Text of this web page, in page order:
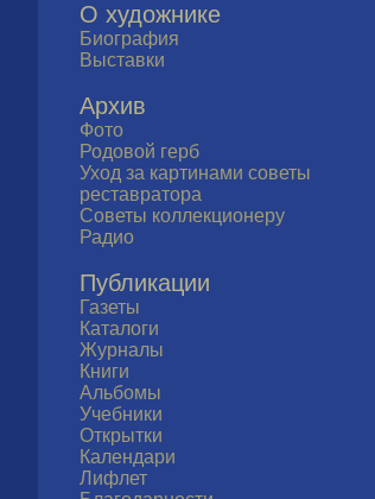
О художнике
Биография
Выставки
Архив
Фото
Родовой герб
Уход за картинами советы
реставратора
Советы коллекционеру
Радио
Публикации
Газеты
Каталоги
Журналы
Книги
Альбомы
Учебники
Открытки
Календари
Лифлет